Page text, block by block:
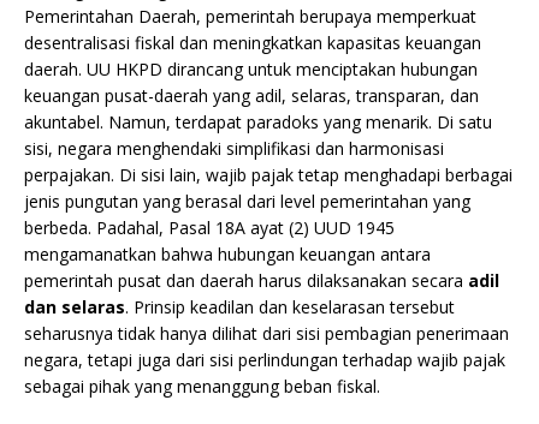
Pemerintahan Daerah, pemerintah berupaya memperkuat
desentralisasi fiskal dan meningkatkan kapasitas keuangan
daerah. UU HKPD dirancang untuk menciptakan hubungan
keuangan pusat-daerah yang adil, selaras, transparan, dan
akuntabel. Namun, terdapat paradoks yang menarik. Di satu
sisi, negara menghendaki simplifikasi dan harmonisasi
perpajakan. Di sisi lain, wajib pajak tetap menghadapi berbagai
jenis pungutan yang berasal dari level pemerintahan yang
berbeda. Padahal, Pasal 18A ayat (2) UUD 1945
mengamanatkan bahwa hubungan keuangan antara
pemerintah pusat dan daerah harus dilaksanakan secara adil
dan selaras. Prinsip keadilan dan keselarasan tersebut
seharusnya tidak hanya dilihat dari sisi pembagian penerimaan
negara, tetapi juga dari sisi perlindungan terhadap wajib pajak
sebagai pihak yang menanggung beban fiskal.